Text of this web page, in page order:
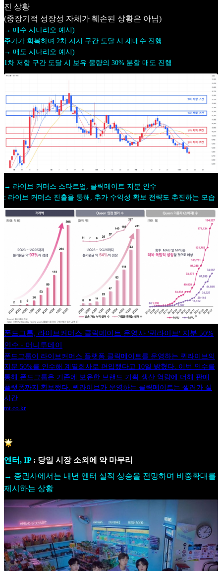
진 상황
(중장기적 성장성 자체가 훼손된 상황은 아님)
→ 매수 시나리오 예시)
주가가 회복하며 2차 지지 구간 도달 시 재매수 진행
→ 매도 시나리오 예시)
1차 저항 구간 도달 시 보유 물량의 30% 분할 매도 진행
→ 라이브 커머스 스타트업, 클릭메이트 지분 인수
: 라이브 커머스 진출을 통해, 추가 수익성 확보 전략도 추진하는 모습
폰드그룹, 라이브커머스 클릭메이트 운영사 '퀸라이브' 지분 50%
인수 - 머니투데이
폰드그룹이 라이브커머스 플랫폼 클릭메이트를 운영하는 퀸라이브의
지분 50%를 인수해 계열회사로 편입했다고 10일 밝혔다. 이번 인수를
통해 폰드그룹은 기존에 보유한 브랜드 기획·생산 역량에 더해 판매
플랫폼까지 확보했다. 퀸라이브가 운영하는 클릭메이트는 셀러가 실
시간
mt.co.kr
엔터, IP: 당일 시장 소외에 약 마무리
→ 증권사에서는 내년 엔터 실적 상승을 전망하며 비중확대를
제시하는 상황